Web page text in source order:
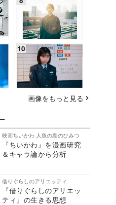
画像をもっと見る
映画ちいかわ 人魚の島のひみつ
『ちいかわ』を漫画研究
＆キャラ論から分析
借りぐらしのアリエッティ
『借りぐらしのアリエッ
ティ』の生きる思想